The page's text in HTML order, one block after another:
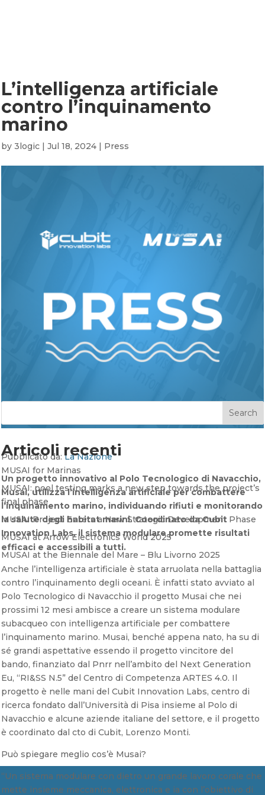
L’intelligenza artificiale
contro l’inquinamento
marino
by3logic |Jul 18, 2024 | Press
Pubblicato da:La Nazione
Un progetto innovativo al Polo Tecnologico di Navacchio,
Musai, utilizza l’intelligenza artificiale per combattere
l’inquinamento marino, individuando rifiuti e monitorando
la salute degli habitat marini. Coordinato da Cubit
Innovation Labs, il sistema modulare promette risultati
efficaci e accessibili a tutti.
Anche l’intelligenza artificiale è stata arruolata nella battaglia
contro l’inquinamento degli oceani. È infatti stato avviato al
Polo Tecnologico di Navacchio il progetto Musai che nei
prossimi 12 mesi ambisce a creare un sistema modulare
subacqueo con intelligenza artificiale per combattere
l’inquinamento marino. Musai, benché appena nato, ha su di
sé grandi aspettative essendo il progetto vincitore del
bando, finanziato dal Pnrr nell’ambito del Next Generation
Eu, “RI&SS N.5” del Centro di Competenza ARTES 4.0. Il
progetto è nelle mani del Cubit Innovation Labs, centro di
ricerca fondato dall’Università di Pisa insieme al Polo di
Navacchio e alcune aziende italiane del settore, e il progetto
è coordinato dal cto di Cubit, Lorenzo Monti.
Può spiegare meglio cos’è Musai?
“Un sistema modulare con dietro un grande lavoro corale che
mette insieme meccanica, elettronica e ia con l’obiettivo di
Search
Articoli recenti
MUSAI for Marinas
MUSAI: pool testing marks a new step towards the project’s
final phase
MUSAI Project Enters a New Strategic Development Phase
MUSAI at Arrow Electronics World 2025
MUSAI at the Biennale del Mare – Blu Livorno 2025